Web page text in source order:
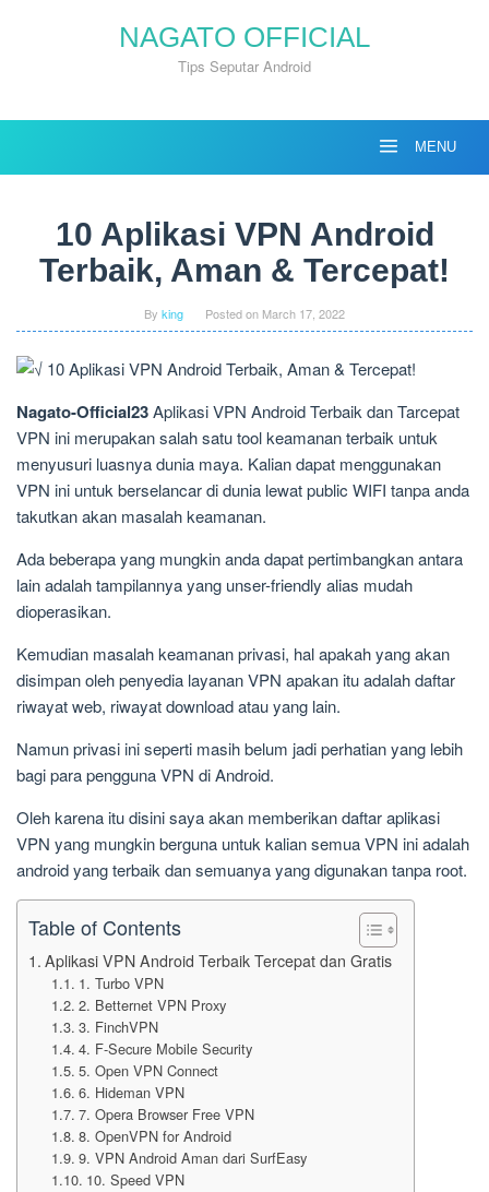
NAGATO OFFICIAL
Tips Seputar Android
MENU
10 Aplikasi VPN Android
Terbaik, Aman & Tercepat!
By king Posted on March 17, 2022
Nagato-Official23Aplikasi VPN Android Terbaik dan Tarcepat
VPN ini merupakan salah satu tool keamanan terbaik untuk
menyusuri luasnya dunia maya. Kalian dapat menggunakan
VPN ini untuk berselancar di dunia lewat public WIFI tanpa anda
takutkan akan masalah keamanan.
Ada beberapa yang mungkin anda dapat pertimbangkan antara
lain adalah tampilannya yang unser-friendly alias mudah
dioperasikan.
Kemudian masalah keamanan privasi, hal apakah yang akan
disimpan oleh penyedia layanan VPN apakan itu adalah daftar
riwayat web, riwayat download atau yang lain.
Namun privasi ini seperti masih belum jadi perhatian yang lebih
bagi para pengguna VPN di Android.
Oleh karena itu disini saya akan memberikan daftar aplikasi
VPN yang mungkin berguna untuk kalian semua VPN ini adalah
android yang terbaik dan semuanya yang digunakan tanpa root.
Table of Contents
Aplikasi VPN Android Terbaik Tercepat dan Gratis
1. Turbo VPN
2. Betternet VPN Proxy
3. FinchVPN
4. F-Secure Mobile Security
5. Open VPN Connect
6. Hideman VPN
7. Opera Browser Free VPN
8. OpenVPN for Android
9. VPN Android Aman dari SurfEasy
10. Speed VPN